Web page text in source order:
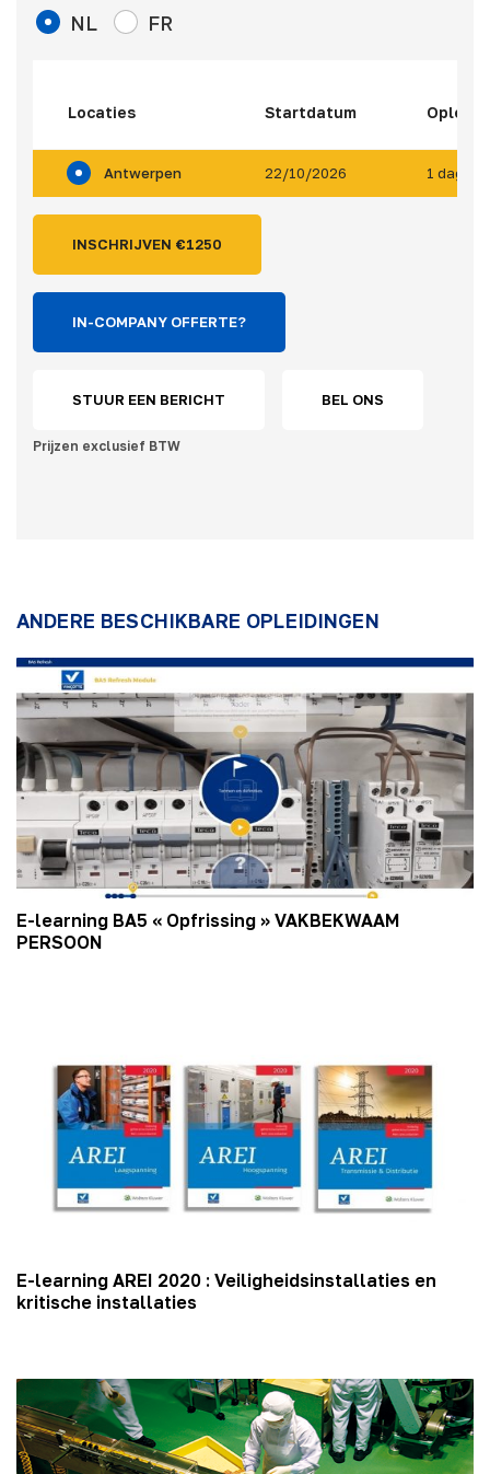
NL FR
Locaties Startdatum
Antwerpen 22/10/2026 1 dag
INSCHRIJVEN €1250
IN-COMPANY OFFERTE?
STUUR EEN BERICHT BEL ONS
Prijzen exclusief BTW
ANDERE BESCHIKBARE OPLEIDINGEN
E-learning BA5 « Opfrissing » VAKBEKWAAM
PERSOON
E-learning AREI 2020 : Veiligheidsinstallaties en
kritische installaties